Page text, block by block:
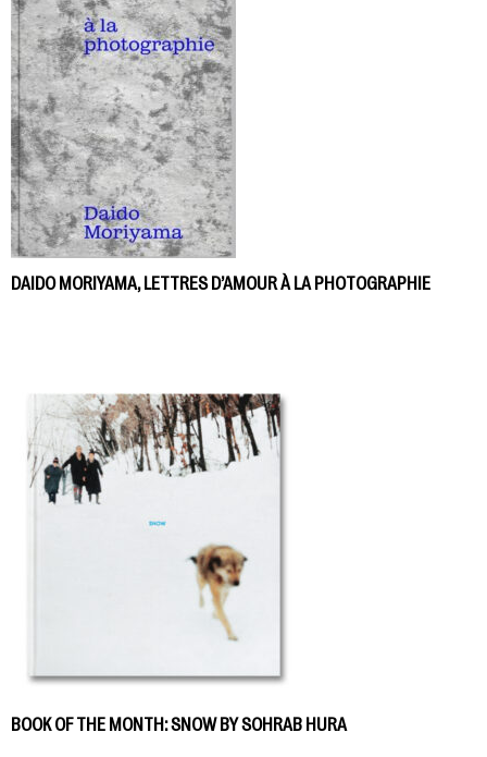
DAIDO MORIYAMA, LETTRES D’AMOUR À LA PHOTOGRAPHIE
BOOK OF THE MONTH: SNOW BY SOHRAB HURA